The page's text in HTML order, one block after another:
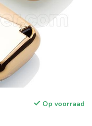
Op voorraad